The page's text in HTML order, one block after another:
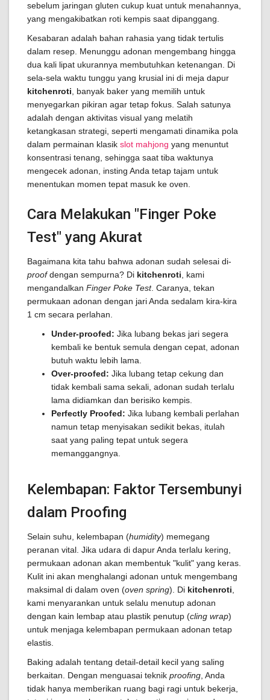
sebelum jaringan gluten cukup kuat untuk menahannya,
yang mengakibatkan roti kempis saat dipanggang.
Kesabaran adalah bahan rahasia yang tidak tertulis
dalam resep. Menunggu adonan mengembang hingga
dua kali lipat ukurannya membutuhkan ketenangan. Di
sela-sela waktu tunggu yang krusial ini di meja dapur
kitchenroti , banyak baker yang memilih untuk
menyegarkan pikiran agar tetap fokus. Salah satunya
adalah dengan aktivitas visual yang melatih
ketangkasan strategi, seperti mengamati dinamika pola
dalam permainan klasik slot mahjong yang menuntut
konsentrasi tenang, sehingga saat tiba waktunya
mengecek adonan, insting Anda tetap tajam untuk
menentukan momen tepat masuk ke oven.
Cara Melakukan "Finger Poke
Test" yang Akurat
Bagaimana kita tahu bahwa adonan sudah selesai di-
proofdengan sempurna? Di kitchenroti , kami
mengandalkan Finger Poke Test. Caranya, tekan
permukaan adonan dengan jari Anda sedalam kira-kira
1 cm secara perlahan.
Under-proofed: Jika lubang bekas jari segera
kembali ke bentuk semula dengan cepat, adonan
butuh waktu lebih lama.
Over-proofed: Jika lubang tetap cekung dan
tidak kembali sama sekali, adonan sudah terlalu
lama didiamkan dan berisiko kempis.
Perfectly Proofed: Jika lubang kembali perlahan
namun tetap menyisakan sedikit bekas, itulah
saat yang paling tepat untuk segera
memanggangnya.
Kelembapan: Faktor Tersembunyi
dalam Proofing
Selain suhu, kelembapan (humidity) memegang
peranan vital. Jika udara di dapur Anda terlalu kering,
permukaan adonan akan membentuk "kulit" yang keras.
Kulit ini akan menghalangi adonan untuk mengembang
maksimal di dalam oven (oven spring). Di kitchenroti
kami menyarankan untuk selalu menutup adonan
dengan kain lembap atau plastik penutup (cling wrap)
untuk menjaga kelembapan permukaan adonan tetap
elastis.
Baking adalah tentang detail-detail kecil yang saling
berkaitan. Dengan menguasai teknik proofing , Anda
tidak hanya memberikan ruang bagi ragi untuk bekerja,